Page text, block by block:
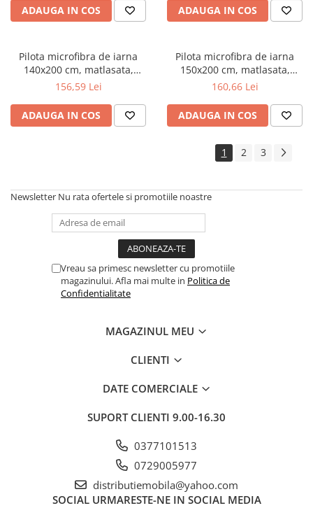
95°C, alb
ADAUGA IN COS
95°C, alb
ADAUGA IN COS
Pilota microfibra de iarna
140x200 cm, matlasata,
umplutura bilute siliconizate,
g/m², lavabila la 95°C, alb
156,59 Lei
ADAUGA IN COS
Pilota microfibra de iarna
150x200 cm, matlasata,
umplutura bilute siliconizate,
g/m², lavabila la 95°C, alb
160,66 Lei
ADAUGA IN COS
1 2 3
Newsletter Nu rata ofertele si promotiile noastre
Vreau sa primesc newsletter cu promotiile
magazinului. Afla mai multe in Politica de
Confidentialitate
MAGAZINUL MEU
CLIENTI
DATE COMERCIALE
SUPORT CLIENTI 9.00-16.30
0377101513
0729005977
distributiemobila@yahoo.com
SOCIAL URMARESTE-NE IN SOCIAL MEDIA